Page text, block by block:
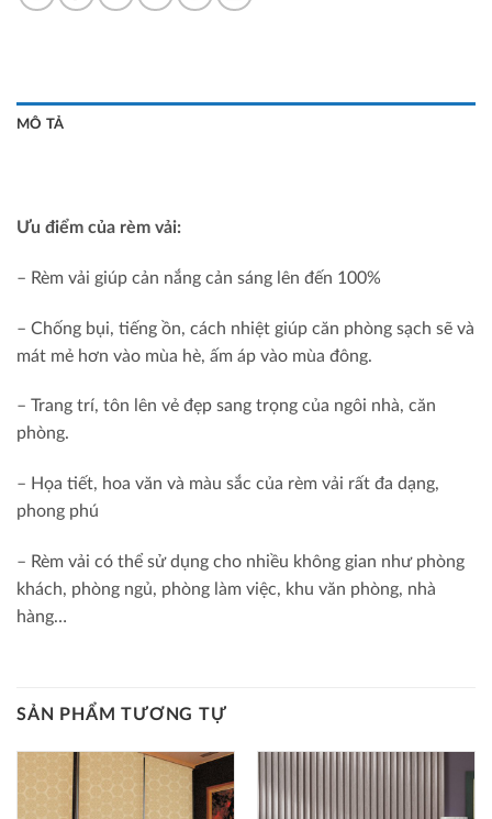
MÔ TẢ
Ưu điểm của rèm vải:
– Rèm vải giúp cản nắng cản sáng lên đến 100%
– Chống bụi, tiếng ồn, cách nhiệt giúp căn phòng sạch sẽ và
mát mẻ hơn vào mùa hè, ấm áp vào mùa đông.
– Trang trí, tôn lên vẻ đẹp sang trọng của ngôi nhà, căn
phòng.
– Họa tiết, hoa văn và màu sắc của rèm vải rất đa dạng,
phong phú
– Rèm vải có thể sử dụng cho nhiều không gian như phòng
khách, phòng ngủ, phòng làm việc, khu văn phòng, nhà
hàng…
SẢN PHẨM TƯƠNG TỰ